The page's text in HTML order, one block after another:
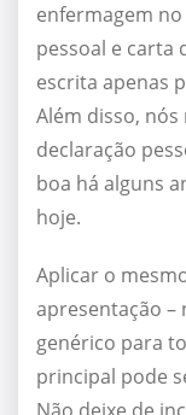
enfermagem no
pessoal e carta
escrita apenas
Além disso,
declaração
boa há alguns
hoje.
Aplicar o
apresentação
genérico para
principal pode